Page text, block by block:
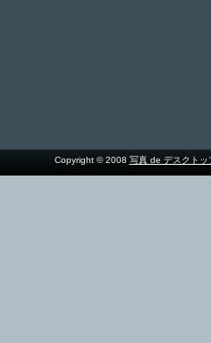
Copyright © 2008 写真 de デスクトッ